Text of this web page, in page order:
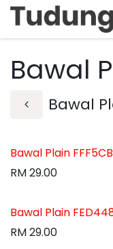
Skip to Content
Bawal
Bawal
Bawal Plain FFF5CB
RM29.00
Bawal Plain
RM29.00